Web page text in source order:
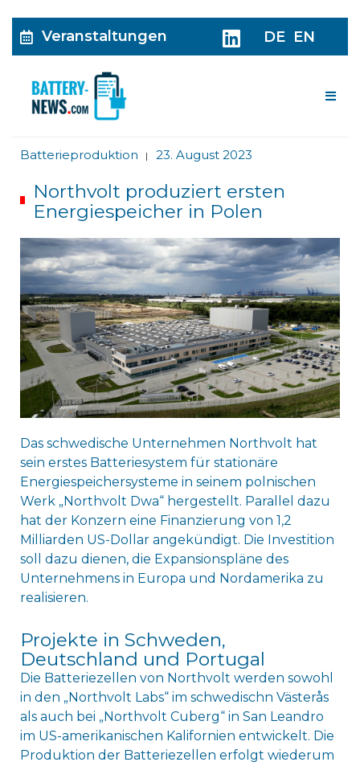
Veranstaltungen DE EN
Batterieproduktion | 23. August 2023
Northvolt produziert ersten
Energiespeicher in Polen
Das schwedische Unternehmen Northvolt hat
sein erstes Batteriesystem für stationäre
Energiespeichersysteme in seinem polnischen
Werk „Northvolt Dwa“ hergestellt. Parallel dazu
hat der Konzern eine Finanzierung von 1,2
Milliarden US-Dollar angekündigt. Die Investition
soll dazu dienen, die Expansionspläne des
Unternehmens in Europa und Nordamerika zu
realisieren.
Projekte in Schweden,
Deutschland und Portugal
Die Batteriezellen von Northvolt werden sowohl
in den „Northvolt Labs“ im schwedischn Västerås
als auch bei „Northvolt Cuberg“ in San Leandro
im US-amerikanischen Kalifornien entwickelt. Die
Produktion der Batteriezellen erfolgt wiederum